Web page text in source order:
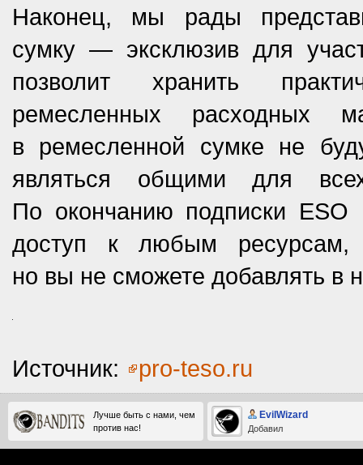
Наконец, мы рады
сумку — эксклюзив для
позволит хранить
ремесленных расходных
в ремесленной сумке не
являться общими для
По окончанию подписки
доступ к любым ресурсам,
но вы не сможете добавлять в
Источник: pro-teso.ru
Лучше быть с нами, чем
против нас!
EvilWizard
Добавил